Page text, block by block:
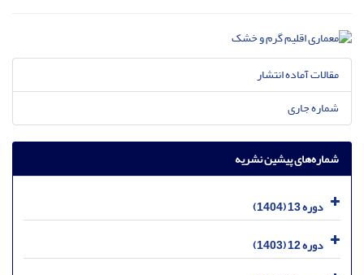
مقالات آماده انتشار
شماره جاری
شماره‌های پیشین نشریه
دوره 13 (1404)
دوره 12 (1403)